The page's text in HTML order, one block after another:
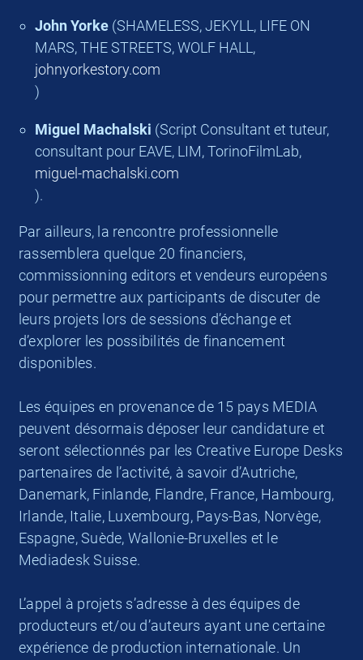
John Yorke (SHAMELESS, JEKYLL, LIFE ON
MARS, THE STREETS, WOLF HALL,
johnyorkestory.com
)
Miguel Machalski (Script Consultant et tuteur,
consultant pour EAVE, LIM, TorinoFilmLab,
miguel-machalski.com
).
Par ailleurs, la rencontre professionnelle
rassemblera quelque 20 financiers,
commissionning editors et vendeurs européens
pour permettre aux participants de discuter de
leurs projets lors de sessions d’échange et
d’explorer les possibilités de financement
disponibles.
Les équipes en provenance de 15 pays MEDIA
peuvent désormais déposer leur candidature et
seront sélectionnés par les Creative Europe Desks
partenaires de l’activité, à savoir d’Autriche,
Danemark, Finlande, Flandre, France, Hambourg,
Irlande, Italie, Luxembourg, Pays-Bas, Norvège,
Espagne, Suède, Wallonie-Bruxelles et le
Mediadesk Suisse.
L’appel à projets s’adresse à des équipes de
producteurs et/ou d’auteurs ayant une certaine
expérience de production internationale. Un